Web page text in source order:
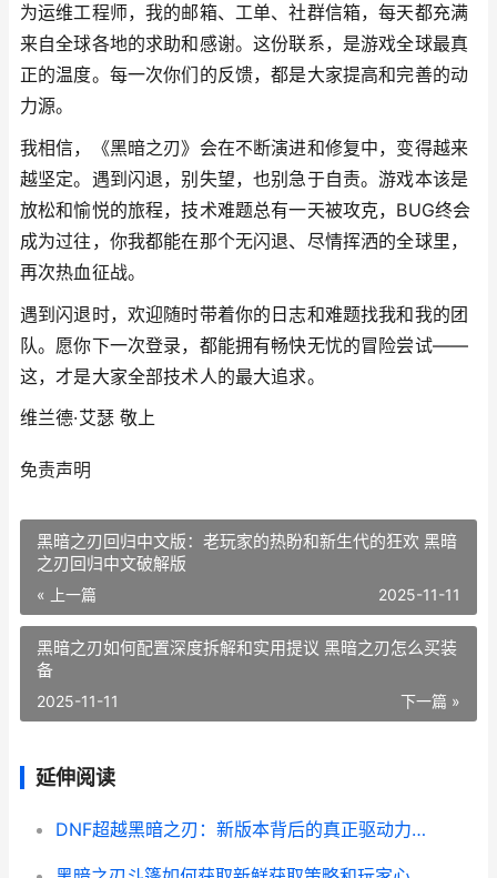
为运维工程师，我的邮箱、工单、社群信箱，每天都充满
来自全球各地的求助和感谢。这份联系，是游戏全球最真
正的温度。每一次你们的反馈，都是大家提高和完善的动
力源。
我相信，《黑暗之刃》会在不断演进和修复中，变得越来
越坚定。遇到闪退，别失望，也别急于自责。游戏本该是
放松和愉悦的旅程，技术难题总有一天被攻克，BUG终会
成为过往，你我都能在那个无闪退、尽情挥洒的全球里，
再次热血征战。
遇到闪退时，欢迎随时带着你的日志和难题找我和我的团
队。愿你下一次登录，都能拥有畅快无忧的冒险尝试——
这，才是大家全部技术人的最大追求。
维兰德·艾瑟 敬上
免责声明
黑暗之刃回归中文版：老玩家的热盼和新生代的狂欢 黑暗
之刃回归中文破解版
« 上一篇 2025-11-11
黑暗之刃如何配置深度拆解和实用提议 黑暗之刃怎么买装
备
下一篇 »
2025-11-11
延伸阅读
DNF超越黑暗之刃：新版本背后的真正驱动力和玩家选择的迷思 dnf超越者